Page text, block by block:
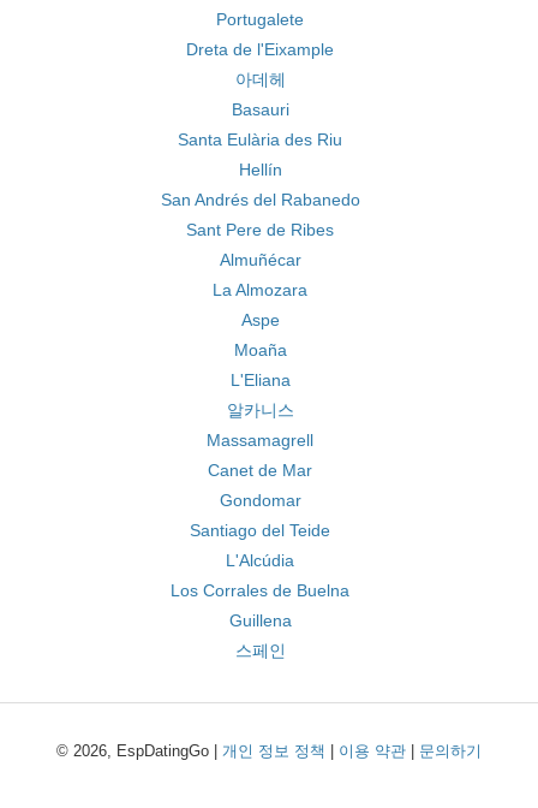
Portugalete
Dreta de l'Eixample
아데헤
Basauri
Santa Eulària des Riu
Hellín
San Andrés del Rabanedo
Sant Pere de Ribes
Almuñécar
La Almozara
Aspe
Moaña
L'Eliana
알카니스
Massamagrell
Canet de Mar
Gondomar
Santiago del Teide
L'Alcúdia
Los Corrales de Buelna
Guillena
스페인
© 2026, EspDatingGo | 개인 정보 정책 이용 약관 문의하기